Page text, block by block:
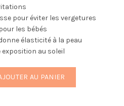
pour éviter les vergetures
les bébés
élasticité à la peau
exposition au soleil
AU PANIER